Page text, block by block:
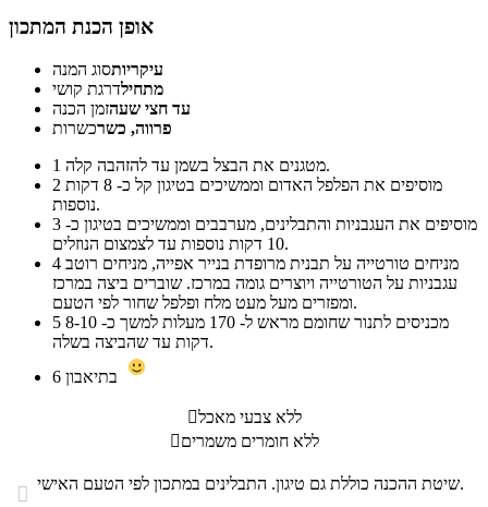
אופן הכנת המתכון
עיקריותסוג המנה
מתחילדרגת קושי
עד חצי שעהזמן הכנה
פרווה, כשרכשרות
1
מטגנים את הבצל בשמן עד להזהבה קלה.
2
נוספות.
3
10 דקות נוספות עד לצמצום הנוזלים.
4
עגבניות על הטורטייה ויוצרים גומה במרכז. שוברים ביצה במרכז
ומפזרים מעל מעט מלח ופלפל שחור לפי הטעם.
5
דקות עד שהביצה בשלה.
6
ללא צבעי מאכל
ללא חומרים משמרים
 שיטת ההכנה כוללת גם טיגון. התבלינים במתכון לפי הטעם האישי.